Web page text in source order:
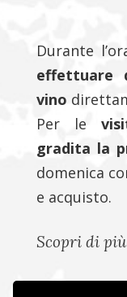
Durante
effettuare
vino
Per le
gradita la
domenica
e acquisto.
Scopri di più